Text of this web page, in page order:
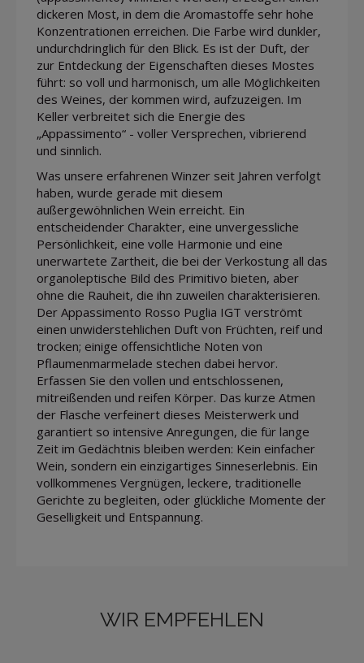
dickeren Most, in dem die Aromastoffe sehr hohe
Konzentrationen erreichen. Die Farbe wird dunkler,
undurchdringlich für den Blick. Es ist der Duft, der
zur Entdeckung der Eigenschaften dieses Mostes
führt: so voll und harmonisch, um alle Möglichkeiten
des Weines, der kommen wird, aufzuzeigen. Im
Keller verbreitet sich die Energie des
„Appassimento“ - voller Versprechen, vibrierend
und sinnlich.
Was unsere erfahrenen Winzer seit Jahren verfolgt
haben, wurde gerade mit diesem
außergewöhnlichen Wein erreicht. Ein
entscheidender Charakter, eine unvergessliche
Persönlichkeit, eine volle Harmonie und eine
unerwartete Zartheit, die bei der Verkostung all das
organoleptische Bild des Primitivo bieten, aber
ohne die Rauheit, die ihn zuweilen charakterisieren.
Der Appassimento Rosso Puglia IGT verströmt
einen unwiderstehlichen Duft von Früchten, reif und
trocken; einige offensichtliche Noten von
Pflaumenmarmelade stechen dabei hervor.
Erfassen Sie den vollen und entschlossenen,
mitreißenden und reifen Körper. Das kurze Atmen
der Flasche verfeinert dieses Meisterwerk und
garantiert so intensive Anregungen, die für lange
Zeit im Gedächtnis bleiben werden: Kein einfacher
Wein, sondern ein einzigartiges Sinneserlebnis. Ein
vollkommenes Vergnügen, leckere, traditionelle
Gerichte zu begleiten, oder glückliche Momente der
Geselligkeit und Entspannung.
WIR EMPFEHLEN